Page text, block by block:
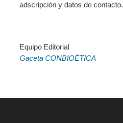
adscripción y datos de contacto.
Equipo Editorial
Gaceta CONBIOÉTICA